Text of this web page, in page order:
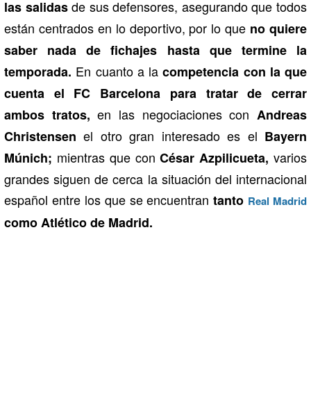
las salidasde sus defensores, asegurando que todos
están centrados en lo deportivo, por lo que no quiere
saber nada de fichajes hasta que termine la
temporada. En cuanto a lacompetencia con la que
cuenta el FC Barcelona para tratar de cerrar
ambos tratos, en las negociaciones con Andreas
Christensen el otro gran interesado es el Bayern
Múnich; mientras que conCésar Azpilicueta, varios
grandes siguen de cerca la situación del internacional
español entre los que se encuentrantanto Real Madrid
como Atlético de Madrid.